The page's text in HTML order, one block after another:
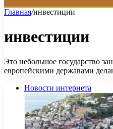
Главная/инвестиции
инвестиции
Это небольшое государство
европейскими державами
Новости интернета